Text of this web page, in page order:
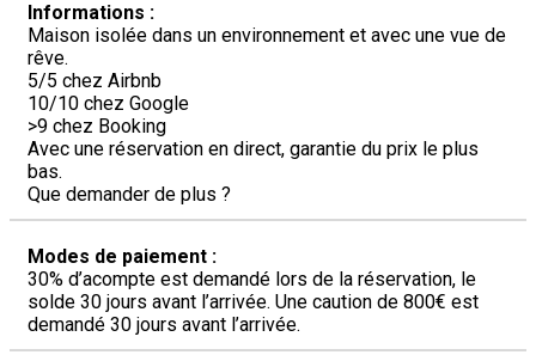
Informations :
Maison isolée dans un environnement et avec une vue de
rêve.
5/5 chez Airbnb
10/10 chez Google
>9 chez Booking
Avec une réservation en direct, garantie du prix le plus
bas.
Que demander de plus ?
Modes de paiement :
30% d’acompte est demandé lors de la réservation, le
solde 30 jours avant l’arrivée. Une caution de 800€ est
demandé 30 jours avant l’arrivée.